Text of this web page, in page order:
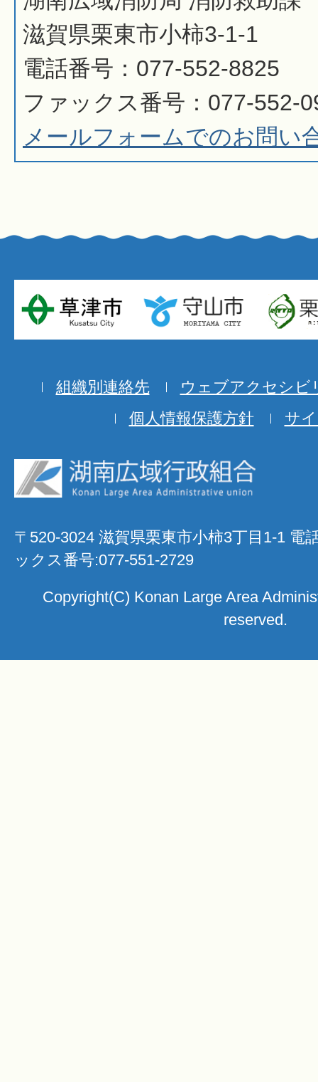
滋賀県栗東市小柿3-1-1
電話番号：077-552-8825
ファックス番号：077-552-
メールフォームでのお問い
組織別連絡先
ウェブアクセシビ
個人情報保護方針
サ
〒520-3024 滋賀県栗東市小柿3丁目1-1 電
ックス番号:077-551-2729
Copyright(C) Konan Large Area
reserved.